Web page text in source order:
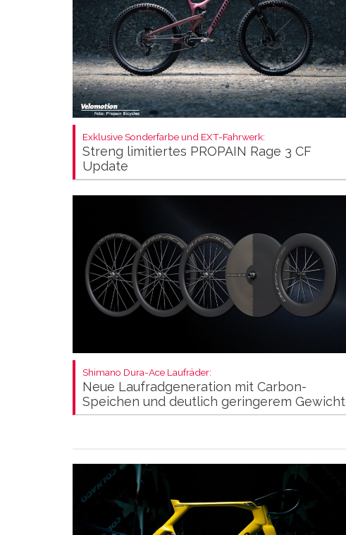
Exklusive Sonderfarbe und EXT-Fahrwerk:
Streng limitiertes PROPAIN Rage 3 CF
Update
Shimano Dura-Ace Laufräder:
Neue Laufradgeneration mit Carbon-
Speichen und deutlich geringerem Gewicht